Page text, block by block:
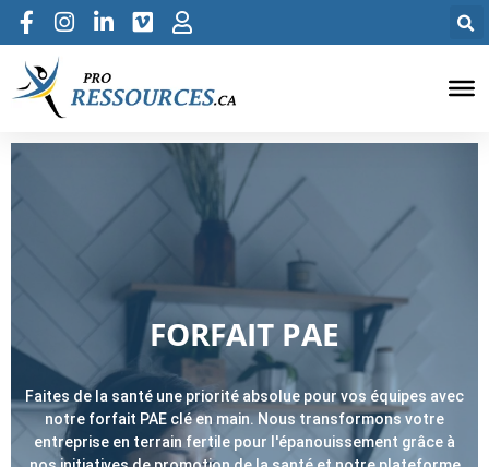
FORFAIT PAE
Faites de la santé une priorité absolue pour vos équipes avec
notre forfait PAE clé en main. Nous transformons votre
entreprise en terrain fertile pour l'épanouissement grâce à